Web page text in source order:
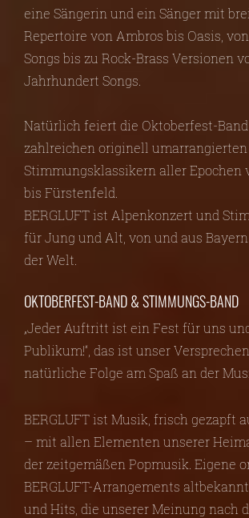
eine Sängerin und ein Sänger mit
Repertoire von Ambros bis Oasis,
Songs bis zu Rock-Brass Versionen
Jahrhundert Songs.
Natürlich feiert die Oktoberfest-
zahlreichen originell umarrangierten
Stimmungsklassikern aller Epochen
bis Fürstenfeld.
BERGLUFT ist Alpenkonzert und
für Jung und Alt, von und aus
der Welt.
OKTOBERFEST-BAND & STIMMUNGS-BAND
„Jeder Auftritt ist ein Fest für uns
Publikum!“, das ist unser
natürliche Folge am Spaß an der
BERGLUFT ist Musik, frisch gezapft
– mit allen Elementen unserer
der zeitgemäßen Popmusik. Eigene
BERGLUFT-Arrangements
und Hits, die unserer Meinung nach